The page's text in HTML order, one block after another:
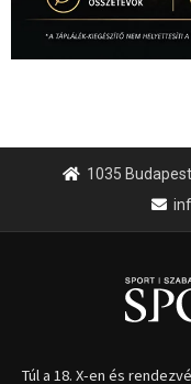
1035
Túl a 18. X-en és